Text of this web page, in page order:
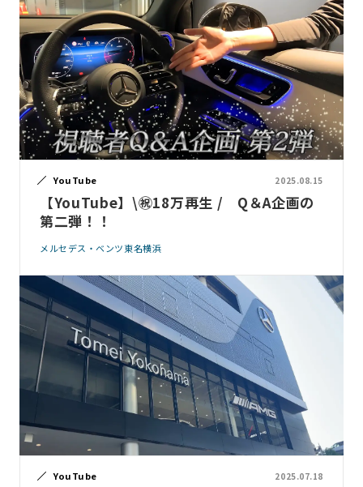
YouTube 2025.08.15
【YouTube】\㊗18万再生 / Q＆A企画の
第二弾！！
メルセデス・ベンツ東名横浜
YouTube 2025.07.18